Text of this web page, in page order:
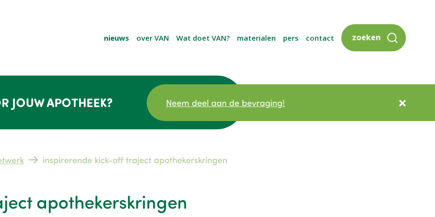
nieuws over VAN Wat doet VAN? materialen pers contact zoeken
JOUW APOTHEEK? Neem deel aan de bevraging!
inspirerende kick-off traject apothekerskringen
apothekerskringen